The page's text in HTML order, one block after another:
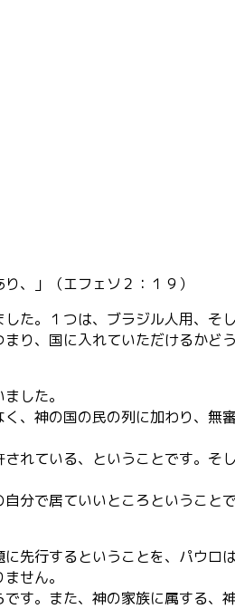
、」（エフェソ２：１９）
た。１つは、ブラジル人用、そし
り、国に入れていただけるかどう
した。
、神の国の民の列に加わり、 無
れている、ということです。そし
分で居ていいところということで
先行するということを、 パウロ
せん。
す。また、神の家族に属する、